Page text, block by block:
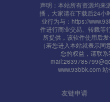
声明：本站所有资源均来
播，大家请在下载后24小
业行为与：https://
件进行商业交易、转载等
所提供，该软件使用后
（若您进入本站就表示
您的权益，请联
www.93bbk.com
友链申请